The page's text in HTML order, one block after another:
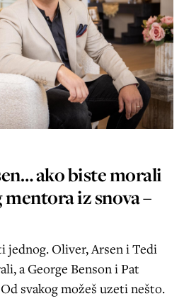
ako biste morali
iz snova –
jednog. Oliver, Arsen i Tedi
a George Benson i Pat
svakog možeš uzeti nešto.